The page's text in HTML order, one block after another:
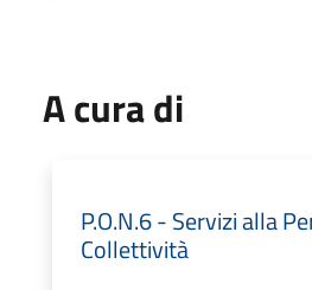
A cura di
P.O.N.6 - Servizi alla
Collettività